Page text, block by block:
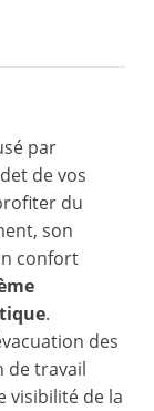
par
de vos
du
son
confort
.
des
de travail
visibilité de la